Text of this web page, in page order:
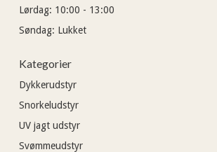
Lørdag: 10:00 - 13:00
Søndag: Lukket
Kategorier
Dykkerudstyr
Snorkeludstyr
UV jagt udstyr
Svømmeudstyr